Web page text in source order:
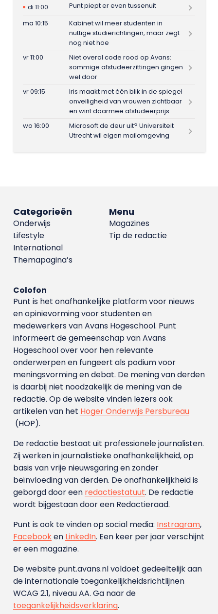
di 11:00
Punt piept er even tussenuit
ma 10:15
Kabinet wil meer studenten in
nuttige studierichtingen, maar zegt
nog niet hoe
vr 11:00
Niet overal code rood op Avans:
sommige afstudeerzittingen gingen
wel door
vr 09:15
Iris maakt met één blik in de spiegel
onveiligheid van vrouwen zichtbaar
en wint daarmee afstudeerprijs
wo 16:00
Microsoft de deur uit? Universiteit
Utrecht wil eigen mailomgeving
Menu
Magazines
Tip de redactie
Categorieën
Onderwijs
Lifestyle
International
Themapagina’s
Colofon
Punt is het onafhankelijke platform voor nieuws
en opinievorming voor studenten en
medewerkers van Avans Hoge­school. Punt
informeert de gemeenschap van Avans
Hogeschool over voor hen relevante
onderwerpen en fungeert als podium voor
meningsvorming en debat. De mening van derden
is daarbij niet noodzakelijk de mening van de
redactie. Op de website vinden lezers ook
artikelen van het Hoger Onderwijs Persbureau
(HOP).
De redactie bestaat uit professionele journalisten.
Zij werken in journalistieke onafhankelijkheid, op
basis van vrije nieuwsgaring en zonder
beïnvloeding van derden. De onafhankelijkheid is
geborgd door een redactiestatuut. De redactie
wordt bijgestaan door een Redactieraad.
Punt is ook te vinden op social media: Instragram,
Facebooken LinkedIn. Een keer per jaar verschijnt
er een magazine.
De website punt.avans.nl voldoet gedeeltelijk aan
de internationale toegankelijkheidsrichtlijnen
WCAG 2.1, niveau AA. Ga naar de
toegankelijkheidsverklaring.